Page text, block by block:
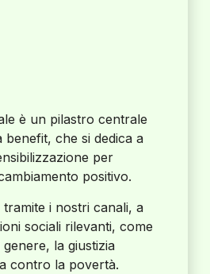
è un pilastro centrale
benefit, che si dedica a
per
positivo.
tramite i nostri canali, a
sociali rilevanti, come
genere, la giustizia
contro la povertà.